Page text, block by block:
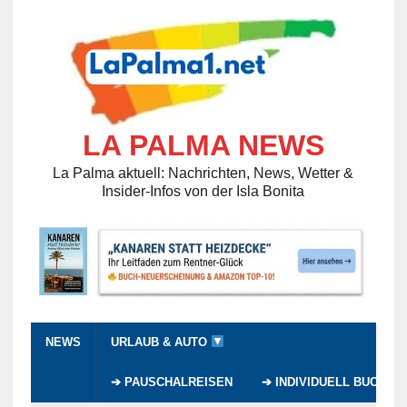
LA PALMA NEWS
La Palma aktuell: Nachrichten, News, Wetter &
Insider-Infos von der Isla Bonita
NEWS URLAUB & AUTO
➔ PAUSCHALREISEN ➔ INDIVIDUELL BUCHEN